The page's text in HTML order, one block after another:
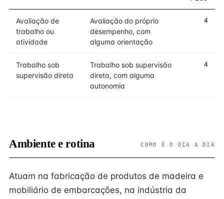
Avaliação de
trabalho ou
atividade
Avaliação do próprio
desempenho, com
alguma orientação
4
Trabalho sob
supervisão direta
Trabalho sob supervisão
direta, com alguma
autonomia
4
Ambiente e rotina COMO É O DIA A DIA
Atuam na fabricação de produtos de madeira e
mobiliário de embarcações, na indústria da